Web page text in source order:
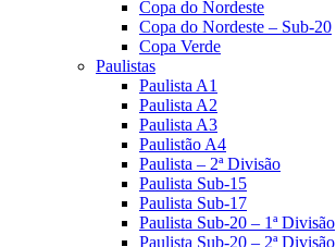
Copa do Nordeste
Copa do Nordeste – Sub-20
Copa Verde
Paulistas
Paulista A1
Paulista A2
Paulista A3
Paulistão A4
Paulista – 2ª Divisão
Paulista Sub-15
Paulista Sub-17
Paulista Sub-20 – 1ª Divisão
Paulista Sub-20 – 2ª Divisão